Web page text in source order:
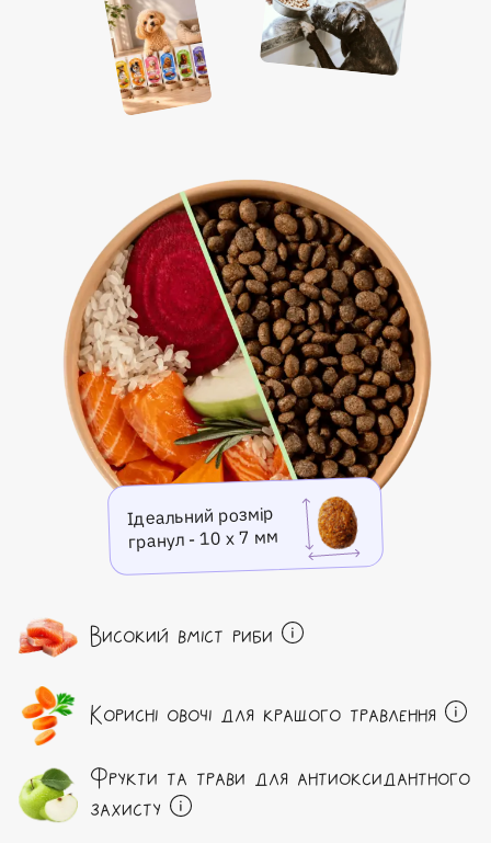
Ідеальний розмір
гранул - 10 х 7 мм
Високий вміст риби
Корисні овочі для кращого травлення
Фрукти та трави для антиоксидантного
захисту